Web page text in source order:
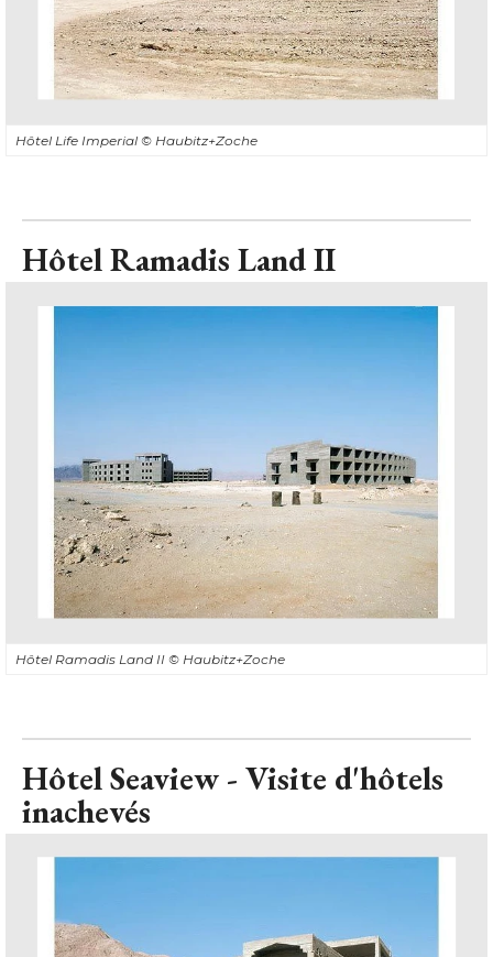
Hôtel Life Imperial © Haubitz+Zoche
Hôtel Ramadis Land II
Hôtel Ramadis Land II © Haubitz+Zoche
Hôtel Seaview - Visite d'hôtels
inachevés